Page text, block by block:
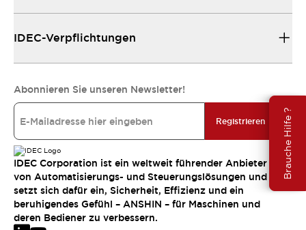
Brauche Hilfe ?
IDEC-Verpflichtungen
Abonnieren Sie unseren Newsletter!
Registrieren
IDEC Corporation ist ein weltweit führender Anbieter
von Automatisierungs- und Steuerungslösungen und
setzt sich dafür ein, Sicherheit, Effizienz und ein
beruhigendes Gefühl – ANSHIN – für Maschinen und
deren Bediener zu verbessern.